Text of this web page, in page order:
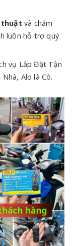
thuật và chăm
luôn hỗ trợ quý
vụ Lắp Đặt Tận
Alo là Có.